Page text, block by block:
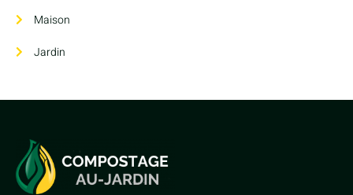
Maison
Jardin